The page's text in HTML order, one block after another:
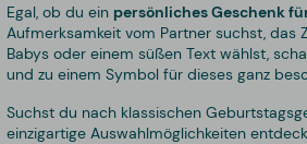
Egal, ob du ein persönliches Geschenk
Aufmerksamkeit vom Partner suchst, das
Babys oder einem süßen Text wählst,
und zu einem Symbol für dieses ganz
Suchst du nach klassischen
einzigartige Auswahlmöglichkeiten